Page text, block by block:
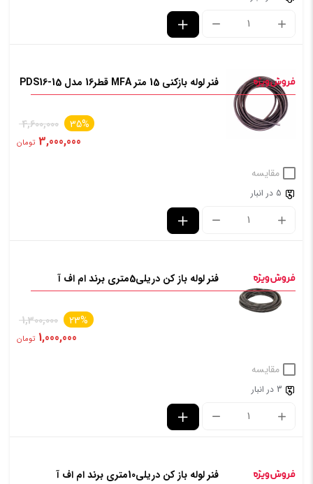
فنر لوله بازکنی 15 متر MFA قطر16 مدل PDS16-15
35%
4,600,000
3,000,000 تومان
مقایسه
5 در انبار
فنر لوله باز کن دریلی5متری برند ام اف آ
23%
1,300,000
1,000,000 تومان
مقایسه
3 در انبار
فنر لوله باز کن دریلی10متری برند ام اف آ